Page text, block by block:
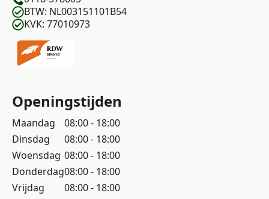
BTW: NL003151101B54
KVK: 77010973
Openingstijden
Maandag
Dinsdag
Woensdag
Donderdag
Vrijdag
08:00 - 18:00
08:00 - 18:00
08:00 - 18:00
08:00 - 18:00
08:00 - 18:00